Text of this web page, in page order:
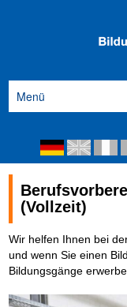
Menü
(Vollzeit)
Wir helfen Ihnen bei
und wenn Sie einen
Bildungsgänge